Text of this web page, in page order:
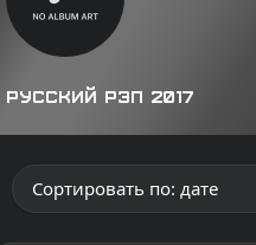
Русский рэп 2017